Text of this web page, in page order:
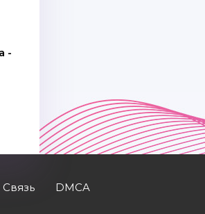
-
Связь DMCA